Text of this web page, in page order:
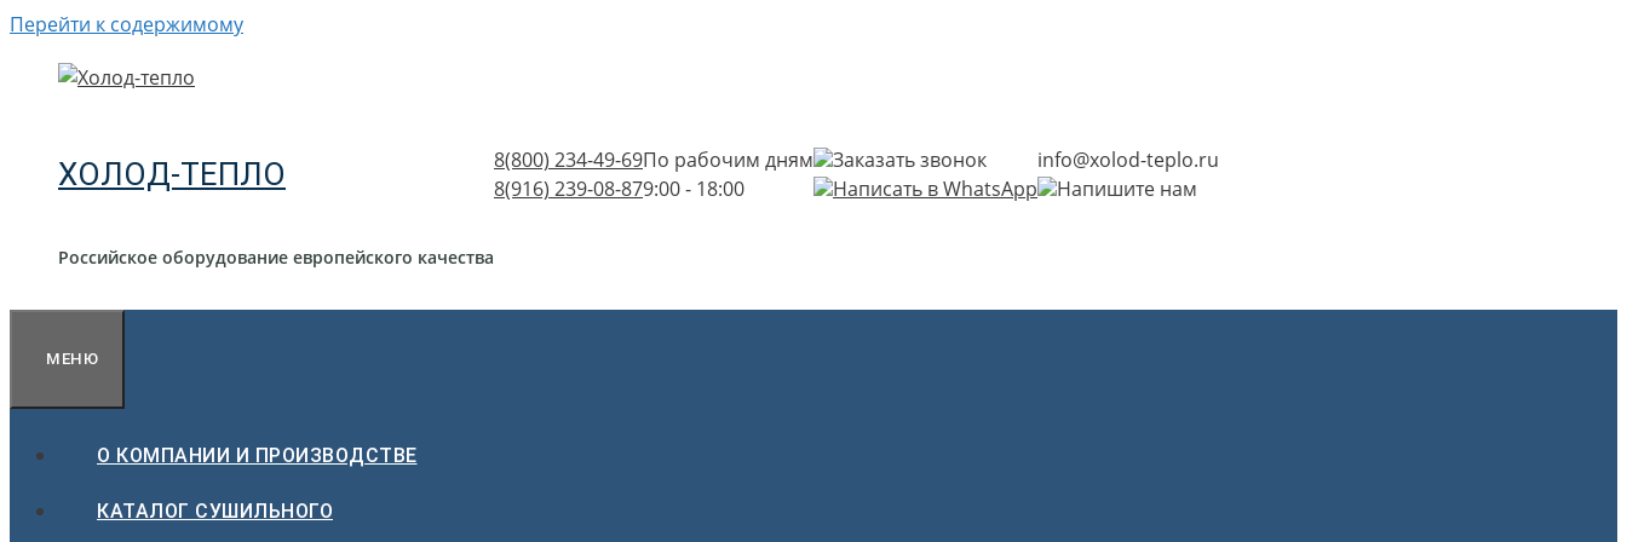
Перейти к содержимому
8(800) 234-49-69
8(916) 239-08-87
По рабочим дням
9:00 - 18:00
Заказать звонок
Написать в WhatsApp
info@xolod-teplo.ru
Напишите нам
ХОЛОД-ТЕПЛО
Российское оборудование европейского качества
МЕНЮ
О КОМПАНИИ И ПРОИЗВОДСТВЕ
КАТАЛОГ СУШИЛЬНОГО